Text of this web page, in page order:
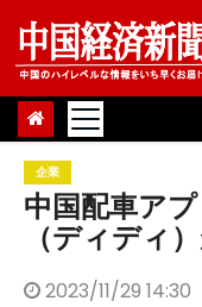
Skip
content
企業
中国配車ア
（ディディ
2023/11/29 14:30